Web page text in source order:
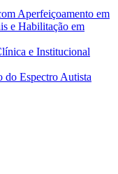
Aperfeiçoamento em
e Habilitação em
e Institucional
do Espectro Autista